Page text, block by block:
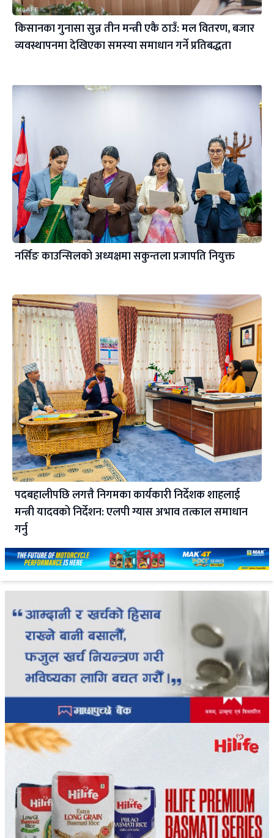
किसानका गुनासा सुन्न तीन मन्त्री एकै ठाउँ: मल वितरण, बजार
व्यवस्थापनमा देखिएका समस्या समाधान गर्ने प्रतिबद्धता
नर्सिङ काउन्सिलको अध्यक्षमा सकुन्तला प्रजापति नियुक्त
पदबहालीपछि लगत्तै निगमका कार्यकारी निर्देशक शाहलाई
मन्त्री यादवको निर्देशन: एलपी ग्यास अभाव तत्काल समाधान
गर्नु